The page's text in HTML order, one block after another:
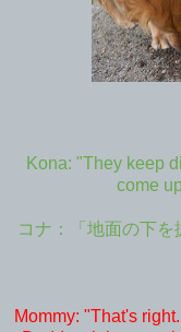
Kona: "They keep
come
コナ：「地面の下
Mommy: "That's